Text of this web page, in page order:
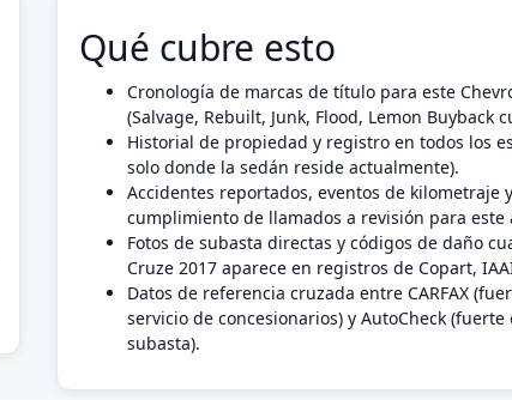
Qué cubre esto
Cronología de marcas de título para este
(Salvage, Rebuilt, Junk, Flood, Lemon Buyback
Historial de propiedad y registro en todos los
solo donde la sedán reside actualmente).
Accidentes reportados, eventos de kilometraje
cumplimiento de llamados a revisión para este
Fotos de subasta directas y códigos de daño
Cruze 2017 aparece en registros de Copart,
Datos de referencia cruzada entre CARFAX
servicio de concesionarios) y AutoCheck (fuerte
subasta).